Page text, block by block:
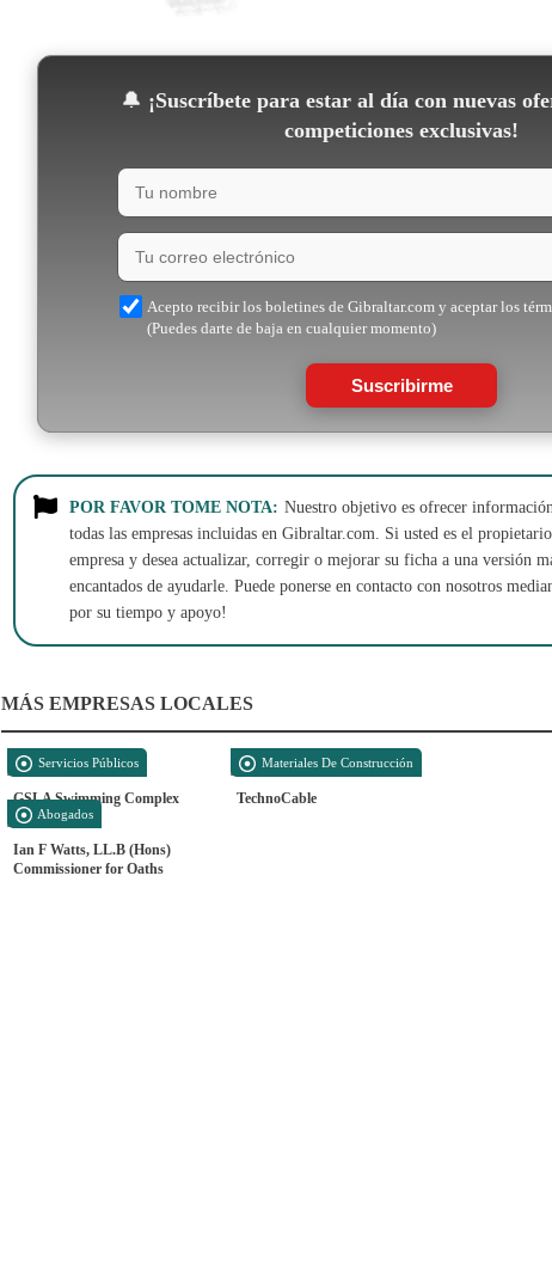
🔔 ¡Suscríbete para estar al día con nuevas
competiciones exclusivas!
Acepto recibir los boletines de Gibraltar.com y aceptar los
(Puedes darte de baja en cualquier momento)
Suscribirme
POR FAVOR TOME NOTA: Nuestro objetivo es ofrecer
todas las empresas incluidas en Gibraltar.com. Si usted es el
empresa y desea actualizar, corregir o mejorar su ficha a una versión
encantados de ayudarle. Puede ponerse en contacto con nosotros
por su tiempo y apoyo!
MÁS EMPRESAS LOCALES
Servicios Públicos
GSLA Swimming Complex
Materiales De Construcción
TechnoCable
Abogados
Ian F Watts, LL.B (Hons)
Commissioner for Oaths